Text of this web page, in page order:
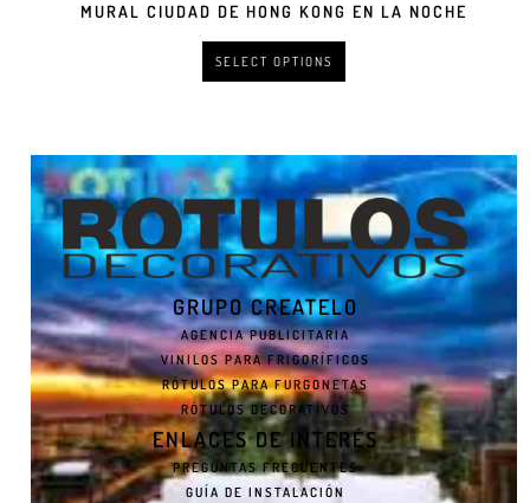
MURAL CIUDAD DE HONG KONG EN LA NOCHE
SELECT OPTIONS
GRUPO CREATELO
AGENCIA PUBLICITARIA
VINILOS PARA FRIGORÍFICOS
RÓTULOS PARA FURGONETAS
RÓTULOS DECORATIVOS
ENLACES DE INTERÉS
PREGUNTAS FRECUENTES
GUÍA DE INSTALACIÓN